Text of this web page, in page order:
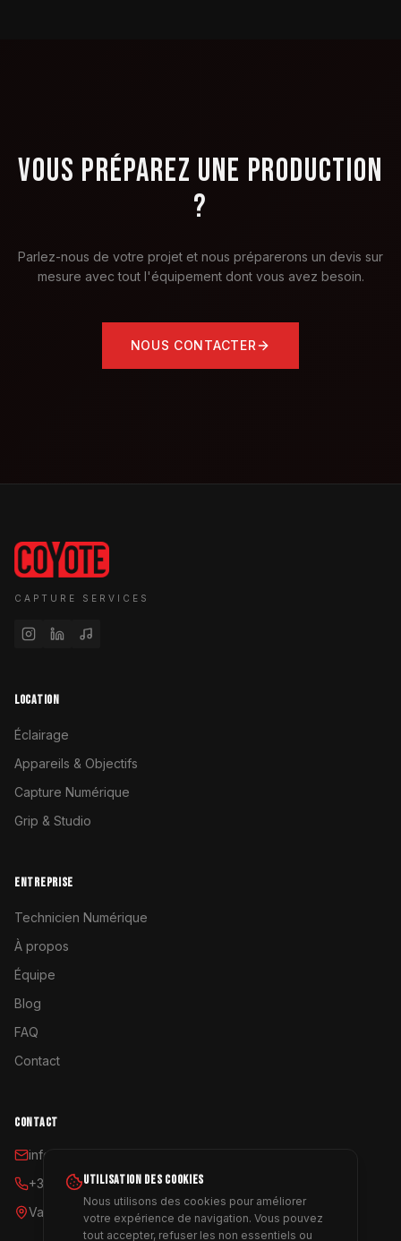
VOUS PRÉPAREZ UNE PRODUCTION
?
Parlez-nous de votre projet et nous préparerons un devis sur
mesure avec tout l'équipement dont vous avez besoin.
NOUS CONTACTER
CAPTURE SERVICES
LOCATION
Éclairage
Appareils & Objectifs
Capture Numérique
Grip & Studio
ENTREPRISE
Technicien Numérique
À propos
Équipe
Blog
FAQ
Contact
CONTACT
info@coyoterent.com
+34 641 23 11 24
Valencia, España
UTILISATION DES COOKIES
Nous utilisons des cookies pour améliorer
votre expérience de navigation. Vous pouvez
tout accepter, refuser les non essentiels ou